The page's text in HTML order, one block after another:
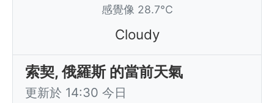
感覺像 28.7°C
Cloudy
索契, 俄羅斯 的當前天氣
更新於 14:30 今日